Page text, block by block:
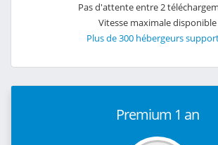
Pas d'attente entre 2
Vitesse maximale disponible
Plus de 300 hébergeurs
Premium 1 an